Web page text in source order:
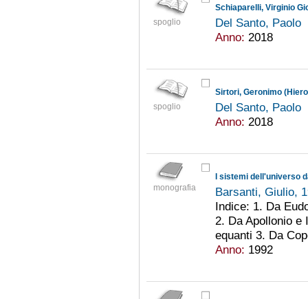
spoglio
Schiaparelli, Virginio
Del Santo, Paolo
Anno: 2018
spoglio
Sirtori, Geronimo
Del Santo, Paolo
Anno: 2018
monografia
I sistemi dell'universo
Barsanti, Giulio,
Indice: 1. Da
2. Da Apollonio e
equanti 3. Da
Anno: 1992